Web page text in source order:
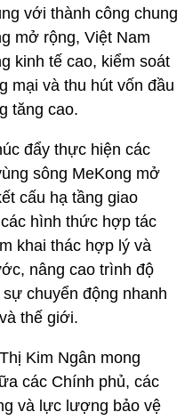
với thành công chung
mở rộng, Việt Nam
kinh tế cao, kiểm soát
mại và thu hút vốn đầu
tăng cao.
đẩy thực hiện các
sông MeKong mở
cấu hạ tầng giao
hình thức hợp tác
khai thác hợp lý và
nâng cao trình độ
chuyển động nhanh
thế giới.
Kim Ngân mong
các Chính phủ, các
và lực lượng bảo vệ